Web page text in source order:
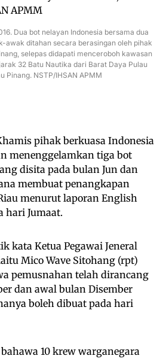
Dua bot nelayan Indonesia bersama dua
awak ditahan secara berasingan oleh pihak
selepas didapati menceroboh kawasan
32 Batu Nautika dari Barat Daya Pulau
Pinang. NSTP/IHSAN APMM
pihak berkuasa Indonesia
menenggelamkan tiga bot
disita pada bulan Jun dan
membuat penangkapan
menurut laporan English
hari Jumaat.
kata Ketua Pegawai Jeneral
Mico Wave Sitohang (rpt)
pemusnahan telah dirancang
dan awal bulan Disember
boleh dibuat pada hari
10 krew warganegara